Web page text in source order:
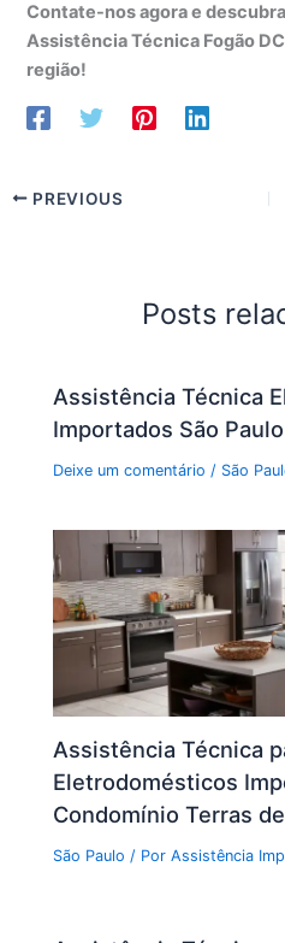
Contate-nos agora e
Assistência Técnica Fogão
região!
PREVIOUS
Posts
Assistência Técnica
Importados São Paulo
Deixe um comentário / São
Assistência Técnica
Eletrodomésticos
Condomínio Terras
São Paulo / PorAssistência